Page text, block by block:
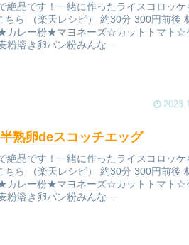
絶品です！一緒に作ったライスコロッケ
ちら （楽天レシピ） 約30分 300円前後
カレー粉★マヨネーズ☆カットトマト☆
溶き卵パン粉みんな...
熟卵deスコッチエッグ
絶品です！一緒に作ったライスコロッケ
ちら （楽天レシピ） 約30分 300円前後
カレー粉★マヨネーズ☆カットトマト☆
粉溶き卵パン粉みんな...